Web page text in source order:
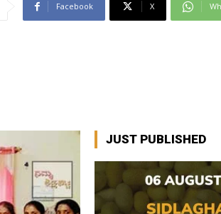
Facebook X
JUST PUBLISHED